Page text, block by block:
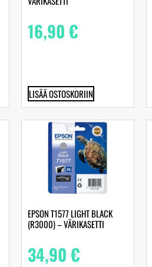
16,90€
LISÄÄ OSTOSKORIIN
EPSON T1577 LIGHT BLACK
(R3000) – VÄRIKASETTI
34,90€